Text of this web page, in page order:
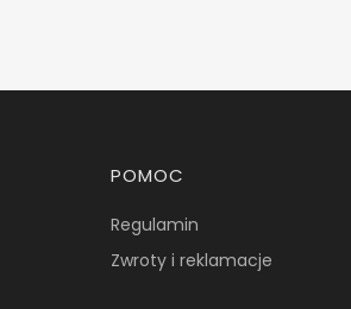
Linki w stopce
POMOC
Regulamin
Zwroty i reklamacje